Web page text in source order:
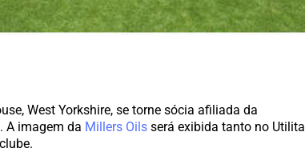
West Yorkshire, se torne sócia afiliada da
A imagem da Millers Oils será exibida tanto no Utilita